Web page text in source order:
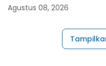
Agustus 08, 2026